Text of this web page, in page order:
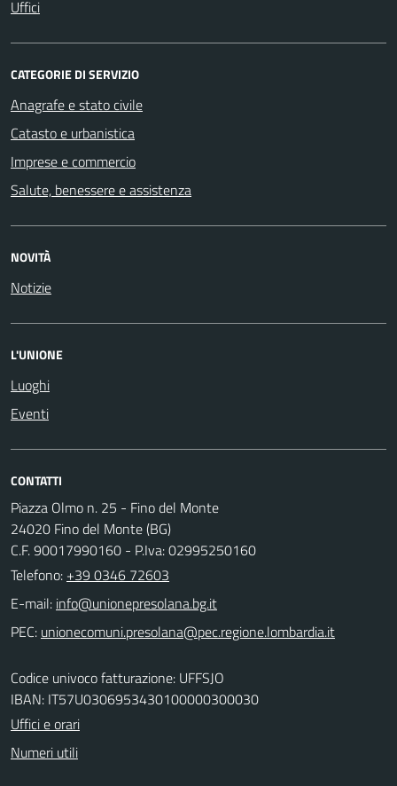
Uffici
CATEGORIE DI SERVIZIO
Anagrafe e stato civile
Catasto e urbanistica
Imprese e commercio
Salute, benessere e assistenza
NOVITÀ
Notizie
L'UNIONE
Luoghi
Eventi
CONTATTI
Piazza Olmo n. 25 - Fino del Monte
24020 Fino del Monte (BG)
C.F. 90017990160 - P.Iva: 02995250160
Telefono: +39 0346 72603
E-mail:
PEC:
Codice univoco fatturazione: UFFSJO
IBAN: IT57U0306953430100000300030
Uffici e orari
Numeri utili